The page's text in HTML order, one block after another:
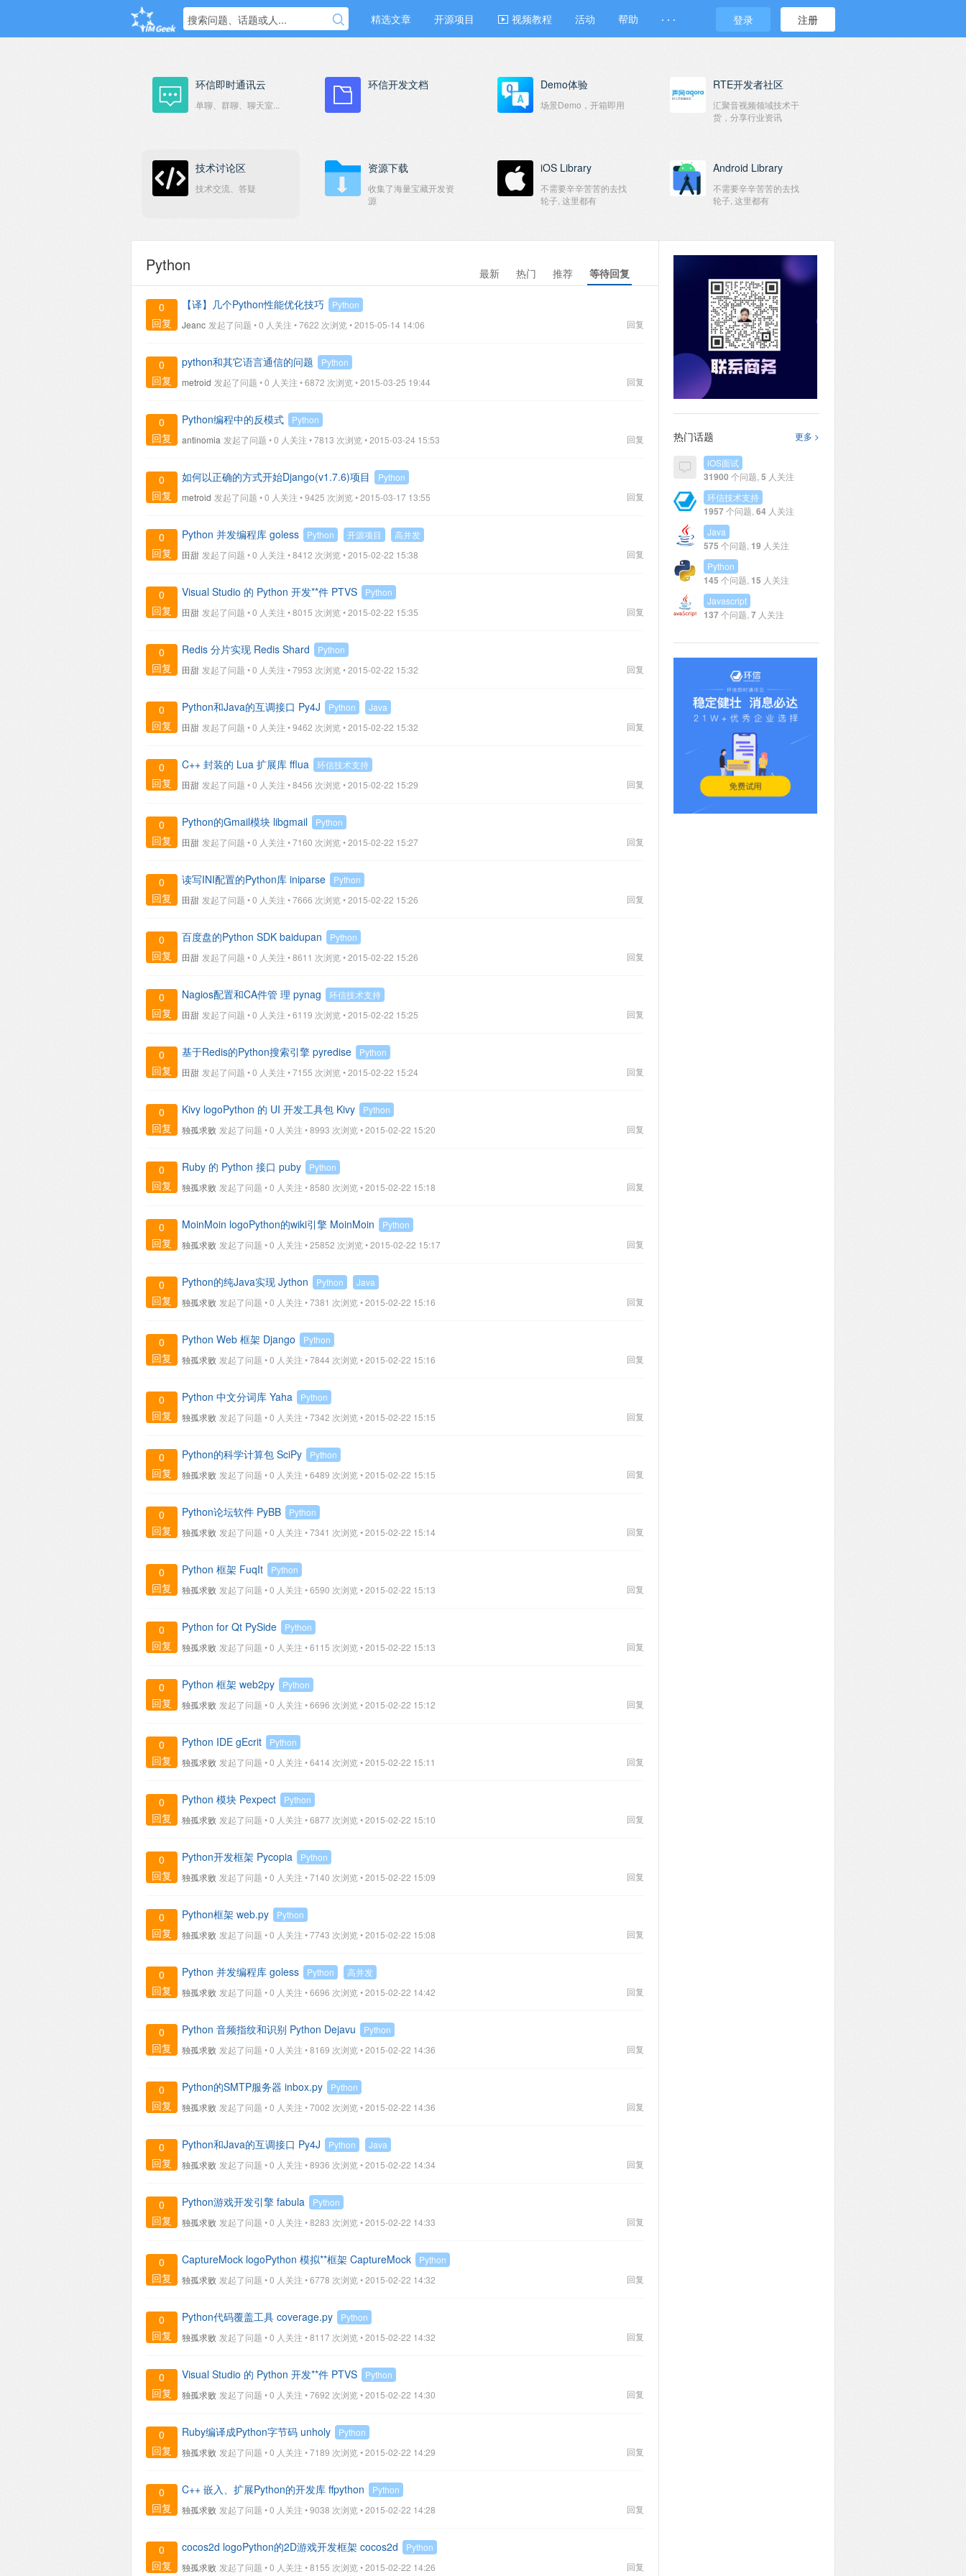
搜索问题、话题或人... 精选文章 开源项目 视频教程 活动 帮助 · · · 登录 注册
环信即时通讯云
单聊、群聊、聊天室...
环信开发文档 Demo体验
场景Demo，开箱即用
RTE开发者社区
汇聚音视频领域技术干
货，分享行业资讯
技术讨论区
技术交流、答疑
资源下载
收集了海量宝藏开发资
源
iOS Library
不需要辛辛苦苦的去找
轮子, 这里都有
Android Library
不需要辛辛苦苦的去找
轮子, 这里都有
等待回复
推荐
热门
最新
Python
0
回复
【译】几个Python性能优化技巧
Python
回复
Jeanc 发起了问题 • 0 人关注 •7622 次浏览 • 2015-05-14 14:06
0
回复
python和其它语言通信的问题
Python
回复
metroid 发起了问题 • 0 人关注 •6872 次浏览 • 2015-03-25 19:44
0
回复
Python编程中的反模式
Python
回复
antinomia 发起了问题 • 0 人关注 •7813 次浏览 • 2015-03-24 15:53
0
回复
如何以正确的方式开始Django(v1.7.6)项目
Python
回复
metroid 发起了问题 • 0 人关注 •9425 次浏览 • 2015-03-17 13:55
0
回复
Python 并发编程库 goless Python 开源项目
高并发
回复
田甜 发起了问题 • 0 人关注 •8412 次浏览 • 2015-02-22 15:38
0
回复
Visual Studio 的 Python 开发**件 PTVS
Python
回复
田甜 发起了问题 • 0 人关注 •8015 次浏览 • 2015-02-22 15:35
0
回复
Redis 分片实现 Redis Shard
Python
回复
田甜 发起了问题 • 0 人关注 •7953 次浏览 • 2015-02-22 15:32
0
回复
Python和Java的互调接口 Py4J Python
Java
回复
田甜 发起了问题 • 0 人关注 •9462 次浏览 • 2015-02-22 15:32
0
回复
C++ 封装的 Lua 扩展库 fflua
环信技术支持
回复
田甜 发起了问题 • 0 人关注 •8456 次浏览 • 2015-02-22 15:29
0
回复
Python的Gmail模块 libgmail
Python
回复
田甜 发起了问题 • 0 人关注 •7160 次浏览 • 2015-02-22 15:27
0
回复
读写INI配置的Python库 iniparse
Python
回复
田甜 发起了问题 • 0 人关注 •7666 次浏览 • 2015-02-22 15:26
0
回复
百度盘的Python SDK baidupan
Python
回复
田甜 发起了问题 • 0 人关注 •8611 次浏览 • 2015-02-22 15:26
0
回复
Nagios配置和CA件管 理 pynag
环信技术支持
回复
田甜 发起了问题 • 0 人关注 •6119 次浏览 • 2015-02-22 15:25
0
回复
基于Redis的Python搜索引擎 pyredise
Python
回复
田甜 发起了问题 • 0 人关注 •7155 次浏览 • 2015-02-22 15:24
0
回复
Kivy logoPython 的 UI 开发工具包 Kivy
Python
回复
独孤求败 发起了问题 • 0 人关注 •8993 次浏览 • 2015-02-22 15:20
0
回复
Ruby 的 Python 接口 puby
Python
回复
独孤求败 发起了问题 • 0 人关注 •8580 次浏览 • 2015-02-22 15:18
0
回复
MoinMoin logoPython的wiki引擎 MoinMoin
Python
回复
独孤求败 发起了问题 • 0 人关注 •25852 次浏览 • 2015-02-22 15:17
0
回复
Python的纯Java实现 Jython Python
Java
回复
独孤求败 发起了问题 • 0 人关注 •7381 次浏览 • 2015-02-22 15:16
0
回复
Python Web 框架 Django
Python
回复
独孤求败 发起了问题 • 0 人关注 •7844 次浏览 • 2015-02-22 15:16
0
回复
Python 中文分词库 Yaha
Python
回复
独孤求败 发起了问题 • 0 人关注 •7342 次浏览 • 2015-02-22 15:15
0
回复
Python的科学计算包 SciPy
Python
回复
独孤求败 发起了问题 • 0 人关注 •6489 次浏览 • 2015-02-22 15:15
0
回复
Python论坛软件 PyBB
Python
回复
独孤求败 发起了问题 • 0 人关注 •7341 次浏览 • 2015-02-22 15:14
0
回复
Python 框架 FuqIt
Python
回复
独孤求败 发起了问题 • 0 人关注 •6590 次浏览 • 2015-02-22 15:13
0
回复
Python for Qt PySide
Python
回复
独孤求败 发起了问题 • 0 人关注 •6115 次浏览 • 2015-02-22 15:13
0
回复
Python 框架 web2py
Python
回复
独孤求败 发起了问题 • 0 人关注 •6696 次浏览 • 2015-02-22 15:12
0
回复
Python IDE gEcrit
Python
回复
独孤求败 发起了问题 • 0 人关注 •6414 次浏览 • 2015-02-22 15:11
0
回复
Python 模块 Pexpect
Python
回复
独孤求败 发起了问题 • 0 人关注 •6877 次浏览 • 2015-02-22 15:10
0
回复
Python开发框架 Pycopia
Python
回复
独孤求败 发起了问题 • 0 人关注 •7140 次浏览 • 2015-02-22 15:09
0
回复
Python框架 web.py
Python
回复
独孤求败 发起了问题 • 0 人关注 •7743 次浏览 • 2015-02-22 15:08
0
回复
Python 并发编程库 goless Python
高并发
回复
独孤求败 发起了问题 • 0 人关注 •6696 次浏览 • 2015-02-22 14:42
0
回复
Python 音频指纹和识别 Python Dejavu
Python
回复
独孤求败 发起了问题 • 0 人关注 •8169 次浏览 • 2015-02-22 14:36
0
回复
Python的SMTP服务器 inbox.py
Python
回复
独孤求败 发起了问题 • 0 人关注 •7002 次浏览 • 2015-02-22 14:36
0
回复
Python和Java的互调接口 Py4J Python
Java
回复
独孤求败 发起了问题 • 0 人关注 •8936 次浏览 • 2015-02-22 14:34
0
回复
Python游戏开发引擎 fabula
Python
回复
独孤求败 发起了问题 • 0 人关注 •8283 次浏览 • 2015-02-22 14:33
0
回复
CaptureMock logoPython 模拟**框架 CaptureMock
Python
回复
独孤求败 发起了问题 • 0 人关注 •6778 次浏览 • 2015-02-22 14:32
0
回复
Python代码覆盖工具 coverage.py
Python
回复
独孤求败 发起了问题 • 0 人关注 •8117 次浏览 • 2015-02-22 14:32
0
回复
Visual Studio 的 Python 开发**件 PTVS
Python
回复
独孤求败 发起了问题 • 0 人关注 •7692 次浏览 • 2015-02-22 14:30
0
回复
Ruby编译成Python字节码 unholy
Python
回复
独孤求败 发起了问题 • 0 人关注 •7189 次浏览 • 2015-02-22 14:29
0
回复
C++ 嵌入、扩展Python的开发库 ffpython
Python
回复
独孤求败 发起了问题 • 0 人关注 •9038 次浏览 • 2015-02-22 14:28
0
回复
cocos2d logoPython的2D游戏开发框架 cocos2d
Python
回复
独孤求败 发起了问题 • 0 人关注 •8155 次浏览 • 2015-02-22 14:26
更多 >
热门话题
iOS面试
31900 个问题, 5 人关注
环信技术支持
1957个问题, 64人关注
Java
575 个问题, 19 人关注
Python
145 个问题, 15 人关注
Javascript
137个问题, 7人关注